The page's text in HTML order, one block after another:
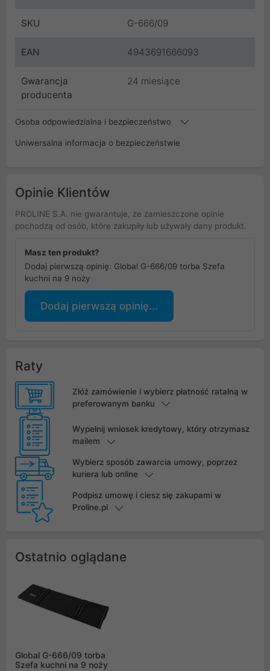
SKU G-666/09
EAN 4943691666093
Gwarancja
producenta
24 miesiące
Osoba odpowiedzialna i bezpieczeństwo
Uniwersalna informacja o bezpieczeństwie
Opinie Klientów
PROLINE S.A. nie gwarantuje, że zamieszczone opinie
pochodzą od osób, które zakupiły lub używały dany produkt.
Masz ten produkt?
Dodaj pierwszą opinię: Global G-666/09 torba Szefa
kuchni na 9 noży
Dodaj pierwszą opinię...
Raty
Złóż zamówienie i wybierz płatność ratalną w
preferowanym banku
Wypełnij wniosek kredytowy, który otrzymasz
mailem
Wybierz sposób zawarcia umowy, poprzez
kuriera lub online
Podpisz umowę i ciesz się zakupami w
Proline.pl
Ostatnio oglądane
Global G-666/09 torba
Szefa kuchni na 9 noży